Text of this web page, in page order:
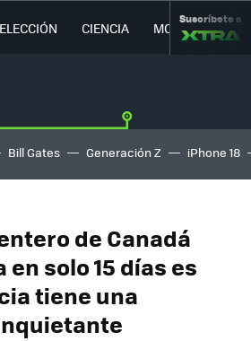
CIENCIA MOVILIDAD
Suscríbete a
Bill Gates Generación Z iPhone 18
de Canadá
solo 15 días es
tiene una